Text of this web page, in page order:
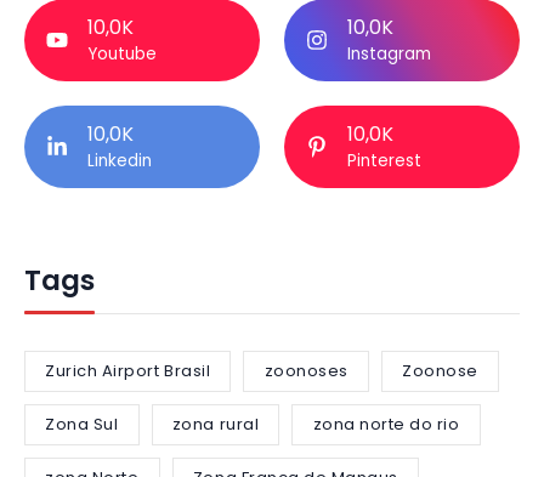
10,0K
Youtube
10,0K
Instagram
10,0K
Linkedin
10,0K
Pinterest
Tags
Zurich Airport Brasil zoonoses Zoonose
Zona Sul zona rural zona norte do rio